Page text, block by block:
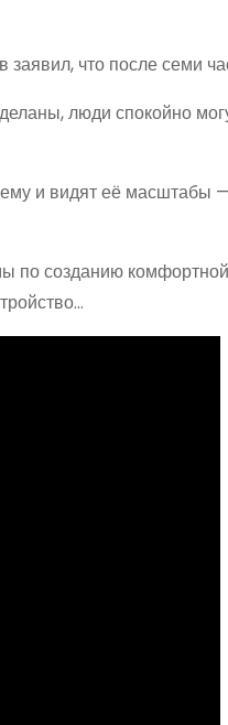
что после семи
люди спокойно
и видят её масштабы
созданию комфортной